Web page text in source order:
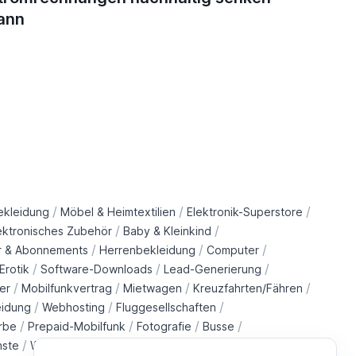
/ Möbel & Heimtextilien / Elektronik-Superstore /
Zubehör / Baby & Kleinkind /
& Abonnements / Herrenbekleidung / Computer /
Erotik / Software-Downloads / Lead-Generierung /
/ Mobilfunkvertrag / Mietwagen / Kreuzfahrten/Fähren /
/ Webhosting / Fluggesellschaften /
/ Prepaid-Mobilfunk / Fotografie / Busse /
/ Wohltätigkeitsorganisationen